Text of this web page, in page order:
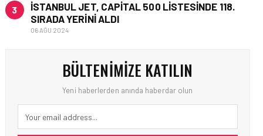
3
İSTANBUL JET, CAPITAL 500 LISTESINDE 118.
SIRADA YERINI ALDI
06 AĞU 2024
BÜLTENIMIZE KATILIN
Yeni haberlerden anında haberdar olun